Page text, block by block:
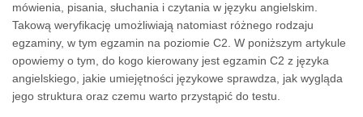
mówienia, pisania, słuchania i czytania w języku angielskim.
Takową weryfikację umożliwiają natomiast różnego rodzaju
egzaminy, w tym egzamin na poziomie C2. W poniższym artykule
opowiemy o tym, do kogo kierowany jest egzamin C2 z języka
angielskiego, jakie umiejętności językowe sprawdza, jak wygląda
jego struktura oraz czemu warto przystąpić do testu.